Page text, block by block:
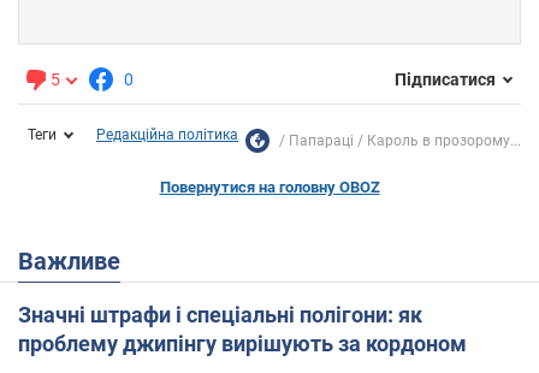
5 0 Підписатися
Теги Редакційна політика Папараці Кароль в прозорому...
Повернутися на головну OBOZ
Важливе
Значні штрафи і спеціальні полігони: як
проблему джипінгу вирішують за кордоном